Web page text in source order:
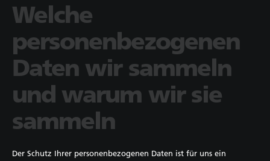
Welche
personenbezogenen
Daten wir sammeln
und warum wir sie
sammeln
Der Schutz Ihrer personenbezogenen Daten ist für uns ein